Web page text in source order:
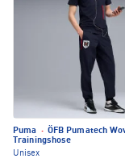
Puma · ÖFB Pumatech
Trainingshose
Unisex